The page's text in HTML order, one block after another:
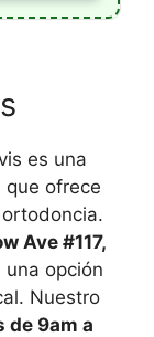
es una
que ofrece
Ave #117,
opción
Nuestro
de 9am a